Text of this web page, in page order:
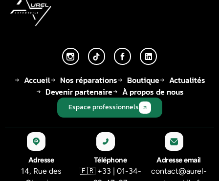
Accueil Nos réparations Boutique
Actualités
Devenir partenaire
À propos de nous
Espace professionnels
Adresse
14, Rue des
Téléphone
🇫🇷 +33 | 01-34-
Adresse email
contact@aurel-